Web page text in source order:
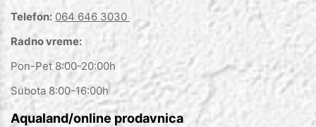
Telefon: 064 646 3030
Radno vreme:
Pon-Pet 8:00-20:00h
Subota 8:00-16:00h
Aqualand/online prodavnica